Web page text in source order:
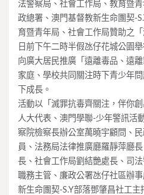
法警察局、社會工作局、教育暨
政總署、澳門基督教新生命團契-
育暨青年局、社會工作局贊助之
日前下午二時半假氹仔花城公園舉
向廣大居民推廣「遠離毒品、遠離
家庭、學校共同關注時下青少年問
下成長。
活動以「滅罪抗毒齊關注，伴你
人大代表、澳門學聯-少年警訊活
察院檢察長辦公室萬曉宇顧問、
員、法務局法律推廣廳羅靜萍廳
長、社會工作局劉結艷處長、司
職務主管、廉政公署氹仔社區辦
新生命團契-S.Y部落鄧肇昌社工主